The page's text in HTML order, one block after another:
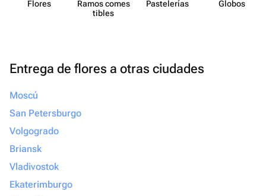
Flores
Ramos comes​
tibles
Paste​lerías Globos
Entrega de flores a otras ciudades
Moscú
San Petersburgo
Volgogrado
Briansk
Vladivostok
Ekaterimburgo